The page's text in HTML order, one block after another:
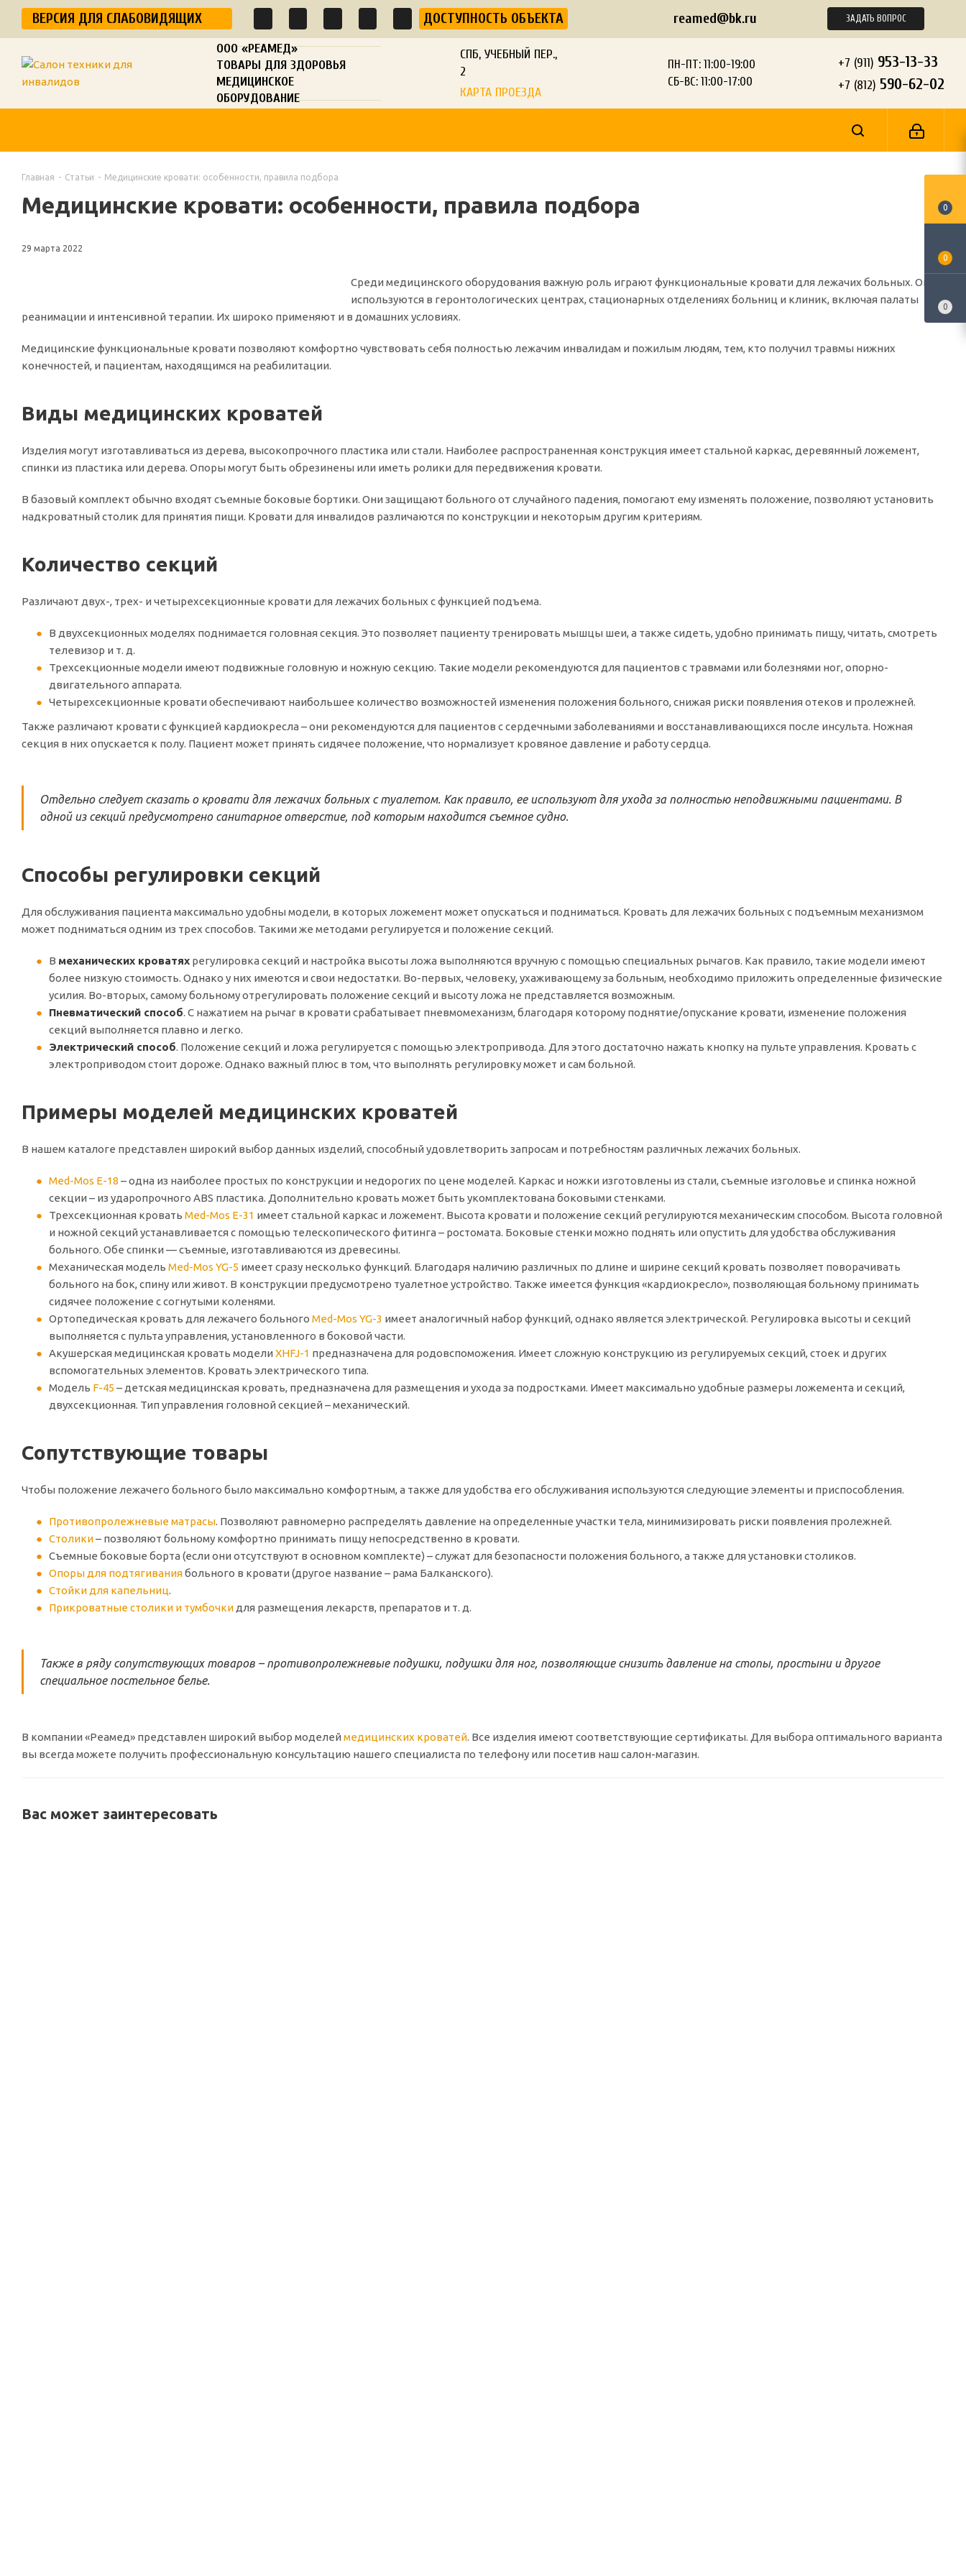
ВЕРСИЯ ДЛЯ СЛАБОВИДЯЩИХ ДОСТУПНОСТЬ ОБЪЕКТА reamed@bk.ru ЗАДАТЬ ВОПРОС
ООО «РЕАМЕД»
ТОВАРЫ ДЛЯ ЗДОРОВЬЯ
МЕДИЦИНСКОЕ
ОБОРУДОВАНИЕ
СПБ, УЧЕБНЫЙ ПЕР.,
2
КАРТА ПРОЕЗДА
ПН-ПТ: 11:00-19:00
СБ-ВС: 11:00-17:00
+7 (911) 953-13-33
+7 (812) 590-62-02
Главная - Статьи - Медицинские кровати: особенности, правила подбора
Медицинские кровати: особенности, правила подбора
29 марта 2022
Среди медицинского оборудования важную роль играют функциональные кровати для лежачих больных. Они
используются в геронтологических центрах, стационарных отделениях больниц и клиник, включая палаты
реанимации и интенсивной терапии. Их широко применяют и в домашних условиях.
Медицинские функциональные кровати позволяют комфортно чувствовать себя полностью лежачим инвалидам и пожилым людям, тем, кто получил травмы нижних
конечностей, и пациентам, находящимся на реабилитации.
Виды медицинских кроватей
Изделия могут изготавливаться из дерева, высокопрочного пластика или стали. Наиболее распространенная конструкция имеет стальной каркас, деревянный ложемент,
спинки из пластика или дерева. Опоры могут быть обрезинены или иметь ролики для передвижения кровати.
В базовый комплект обычно входят съемные боковые бортики. Они защищают больного от случайного падения, помогают ему изменять положение, позволяют установить
надкроватный столик для принятия пищи. Кровати для инвалидов различаются по конструкции и некоторым другим критериям.
Количество секций
Различают двух-, трех- и четырехсекционные кровати для лежачих больных с функцией подъема.
В двухсекционных моделях поднимается головная секция. Это позволяет пациенту тренировать мышцы шеи, а также сидеть, удобно принимать пищу, читать, смотреть
телевизор и т. д.
Трехсекционные модели имеют подвижные головную и ножную секцию. Такие модели рекомендуются для пациентов с травмами или болезнями ног, опорно-
двигательного аппарата.
Четырехсекционные кровати обеспечивают наибольшее количество возможностей изменения положения больного, снижая риски появления отеков и пролежней.
Также различают кровати с функцией кардиокресла – они рекомендуются для пациентов с сердечными заболеваниями и восстанавливающихся после инсульта. Ножная
секция в них опускается к полу. Пациент может принять сидячее положение, что нормализует кровяное давление и работу сердца.
Отдельно следует сказать о кровати для лежачих больных с туалетом. Как правило, ее используют для ухода за полностью неподвижными пациентами. В
одной из секций предусмотрено санитарное отверстие, под которым находится съемное судно.
Способы регулировки секций
Для обслуживания пациента максимально удобны модели, в которых ложемент может опускаться и подниматься. Кровать для лежачих больных с подъемным механизмом
может подниматься одним из трех способов. Такими же методами регулируется и положение секций.
В механических кроватях регулировка секций и настройка высоты ложа выполняются вручную с помощью специальных рычагов. Как правило, такие модели имеют
более низкую стоимость. Однако у них имеются и свои недостатки. Во-первых, человеку, ухаживающему за больным, необходимо приложить определенные физические
усилия. Во-вторых, самому больному отрегулировать положение секций и высоту ложа не представляется возможным.
Пневматический способ. С нажатием на рычаг в кровати срабатывает пневмомеханизм, благодаря которому поднятие/опускание кровати, изменение положения
секций выполняется плавно и легко.
Электрический способ. Положение секций и ложа регулируется с помощью электропривода. Для этого достаточно нажать кнопку на пульте управления. Кровать с
электроприводом стоит дороже. Однако важный плюс в том, что выполнять регулировку может и сам больной.
Примеры моделей медицинских кроватей
В нашем каталоге представлен широкий выбор данных изделий, способный удовлетворить запросам и потребностям различных лежачих больных.
Med-Mos Е-18 – одна из наиболее простых по конструкции и недорогих по цене моделей. Каркас и ножки изготовлены из стали, съемные изголовье и спинка ножной
секции – из ударопрочного ABS пластика. Дополнительно кровать может быть укомплектована боковыми стенками.
Трехсекционная кровать Med-Mos E-31 имеет стальной каркас и ложемент. Высота кровати и положение секций регулируются механическим способом. Высота головной
и ножной секций устанавливается с помощью телескопического фитинга – ростомата. Боковые стенки можно поднять или опустить для удобства обслуживания
больного. Обе спинки — съемные, изготавливаются из древесины.
Механическая модель Med-Mos YG-5 имеет сразу несколько функций. Благодаря наличию различных по длине и ширине секций кровать позволяет поворачивать
больного на бок, спину или живот. В конструкции предусмотрено туалетное устройство. Также имеется функция «кардиокресло», позволяющая больному принимать
сидячее положение с согнутыми коленями.
Ортопедическая кровать для лежачего больного Med-Mos YG-3 имеет аналогичный набор функций, однако является электрической. Регулировка высоты и секций
выполняется с пульта управления, установленного в боковой части.
Акушерская медицинская кровать модели XHFJ-1 предназначена для родовспоможения. Имеет сложную конструкцию из регулируемых секций, стоек и других
вспомогательных элементов. Кровать электрического типа.
Модель F-45 – детская медицинская кровать, предназначена для размещения и ухода за подростками. Имеет максимально удобные размеры ложемента и секций,
двухсекционная. Тип управления головной секцией – механический.
Сопутствующие товары
Чтобы положение лежачего больного было максимально комфортным, а также для удобства его обслуживания используются следующие элементы и приспособления.
Противопролежневые матрасы. Позволяют равномерно распределять давление на определенные участки тела, минимизировать риски появления пролежней.
Столики– позволяют больному комфортно принимать пищу непосредственно в кровати.
Съемные боковые борта (если они отсутствуют в основном комплекте) – служат для безопасности положения больного, а также для установки столиков.
Опоры для подтягиваниябольного в кровати (другое название – рама Балканского).
Стойки для капельниц.
Прикроватные столики и тумбочки для размещения лекарств, препаратов и т. д.
Также в ряду сопутствующих товаров – противопролежневые подушки, подушки для ног, позволяющие снизить давление на стопы, простыни и другое
специальное постельное белье.
В компании «Реамед» представлен широкий выбор моделей медицинских кроватей. Все изделия имеют соответствующие сертификаты. Для выбора оптимального варианта
вы всегда можете получить профессиональную консультацию нашего специалиста по телефону или посетив наш салон-магазин.
Вас может заинтересовать
0
0
0